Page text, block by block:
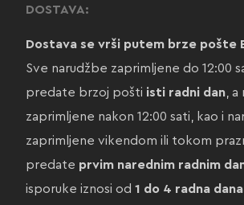
DOSTAVA:
Dostava se vrši putem brze pošte
Sve narudžbe zaprimljene do 12:00
predate brzoj pošti isti radni dan, a
zaprimljene nakon 12:00 sati, kao i
zaprimljene vikendom ili tokom
predate prvim narednim radnim
isporuke iznosi od 1 do 4 radna dana